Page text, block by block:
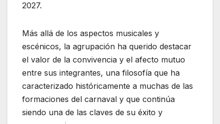
2027.
Más allá de los aspectos musicales y
escénicos, la agrupación ha querido destacar
el valor de la convivencia y el afecto mutuo
entre sus integrantes, una filosofía que ha
caracterizado históricamente a muchas de las
formaciones del carnaval y que continúa
siendo una de las claves de su éxito y